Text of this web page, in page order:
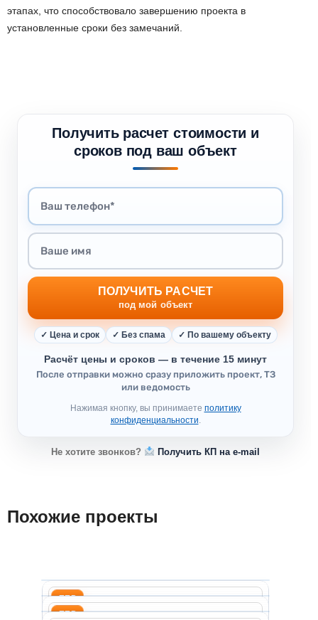
этапах, что способствовало завершению проекта в
установленные сроки без замечаний.
Получить расчет стоимости и
сроков под ваш объект
ПОЛУЧИТЬ РАСЧЕТ
под мой объект
✓ Цена и срок ✓ Без спама ✓ По вашему объекту
Расчёт цены и сроков — в течение 15 минут
После отправки можно сразу приложить проект, ТЗ
или ведомость
Нажимая кнопку, вы принимаете политику
конфиденциальности
Не хотите звонков? Получить КП на e-mail
Похожие проекты
ППР на монтаж и
СТРОЙДОК-АБВ
Инжиниринговая компания
ППР ППР на фасадные работы
СТРОЙДОК-АБВ
ППР